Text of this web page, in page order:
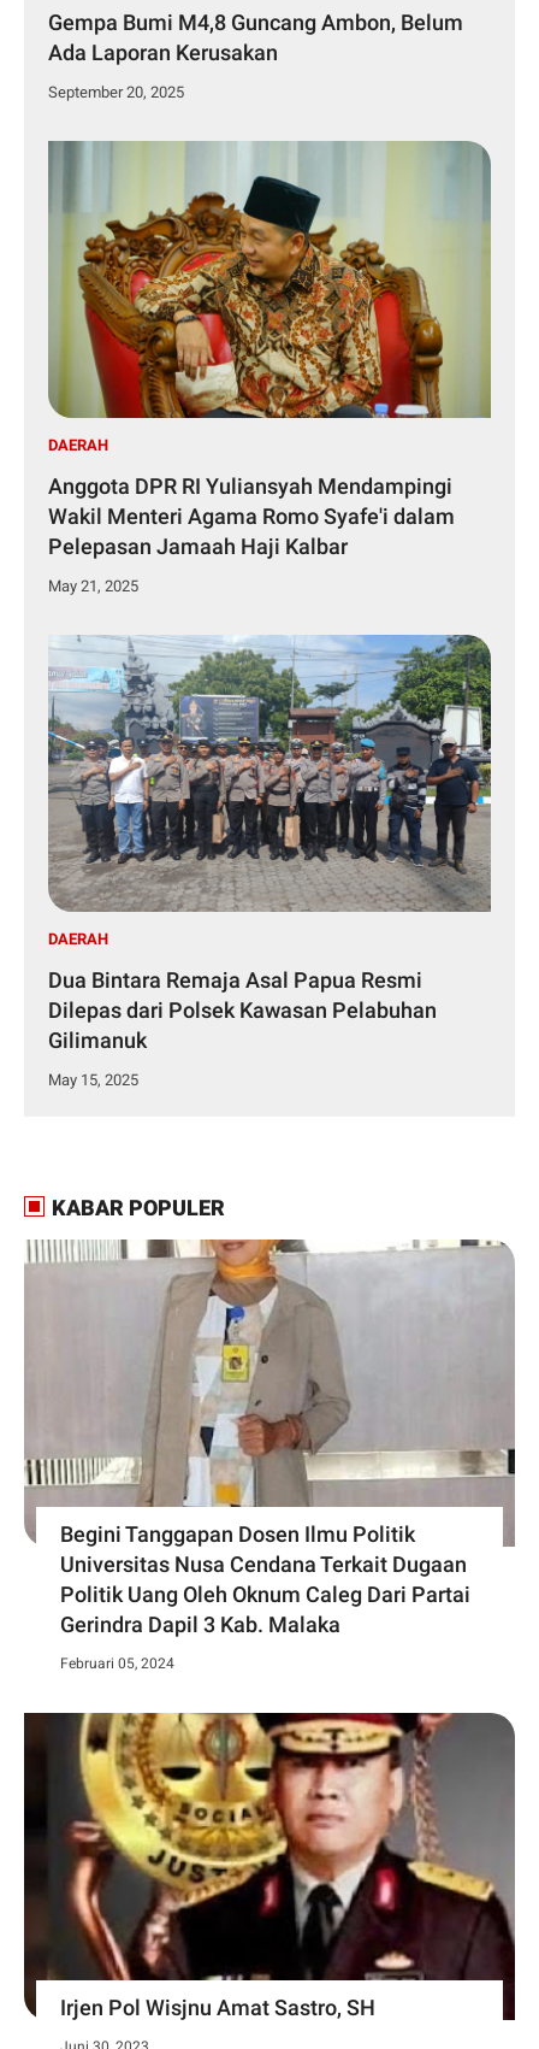
Gempa Bumi M4,8 Guncang Ambon, Belum
Ada Laporan Kerusakan
September 20, 2025
DAERAH
Anggota DPR RI Yuliansyah Mendampingi
Wakil Menteri Agama Romo Syafe'i dalam
Pelepasan Jamaah Haji Kalbar
May 21, 2025
DAERAH
Dua Bintara Remaja Asal Papua Resmi
Dilepas dari Polsek Kawasan Pelabuhan
Gilimanuk
May 15, 2025
KABAR POPULER
Begini Tanggapan Dosen Ilmu Politik
Universitas Nusa Cendana Terkait Dugaan
Politik Uang Oleh Oknum Caleg Dari Partai
Gerindra Dapil 3 Kab. Malaka
Februari 05, 2024
Irjen Pol Wisjnu Amat Sastro, SH